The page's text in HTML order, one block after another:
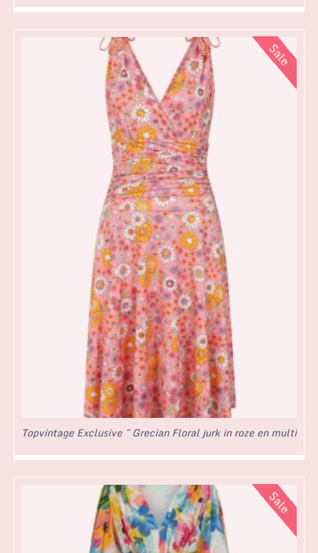
Topvintage Exclusive ~ Grecian Floral jurk in roze en multi